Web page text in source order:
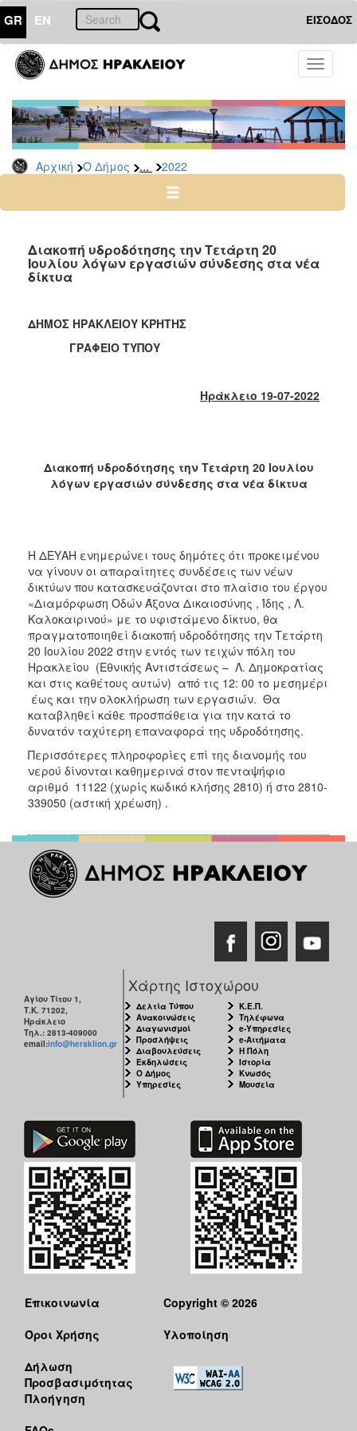
GR EN ΕΙΣΟΔΟΣ
Toggle
Αρχική Ο Δήμος ... 2022
ΔΗΜΟΣ
Δελτία
Τύπου
Αρχείο
2026
2024
2022
2021
2012
2006
ΤΟΠΟΣ
ΠΟΛΙΤΙΣΜΟΣ
ΑΝΘΕΚΤΙΚΗ
ΠΟΛΗ
Διακοπή υδροδότησης την Τετάρτη 20
Ιουλίου λόγων εργασιών σύνδεσης στα νέα
δίκτυα
ΔΗΜΟΣ ΗΡΑΚΛΕΙΟΥ ΚΡΗΤΗΣ
ΓΡΑΦΕΙΟ ΤΥΠΟΥ
Ηράκλειο 19-07-2022
Διακοπή υδροδότησης την Τετάρτη 20 Ιουλίου
λόγων εργασιών σύνδεσης στα νέα δίκτυα
Η ΔΕΥΑΗ ενημερώνει τους δημότες ότι προκειμένου
να γίνουν οι απαραίτητες συνδέσεις των νέων
δικτύων που κατασκευάζονται στο πλαίσιο του έργου
«Διαμόρφωση Οδών Άξονα Δικαιοσύνης , Ίδης , Λ.
Καλοκαιρινού» με το υφιστάμενο δίκτυο, θα
πραγματοποιηθεί διακοπή υδροδότησης την Τετάρτη
20 Ιουλίου 2022 στην εντός των τειχών πόλη του
Ηρακλείου (Εθνικής Αντιστάσεως – Λ. Δημοκρατίας
και στις καθέτους αυτών) από τις 12: 00 το μεσημέρι
έως και την ολοκλήρωση των εργασιών. Θα
καταβληθεί κάθε προσπάθεια για την κατά το
δυνατόν ταχύτερη επαναφορά της υδροδότησης.
Περισσότερες πληροφορίες επί της διανομής του
νερού δίνονται καθημερινά στον πενταψήφιο
αριθμό 11122 (χωρίς κωδικό κλήσης 2810) ή στο 2810-
339050 (αστική χρέωση) .
Αγίου Τίτου 1,
Τ.Κ. 71202,
Ηράκλειο
Τηλ.: 2813-409000
email:info@heraklion.gr
Χάρτης Ιστοχώρου
Δελτία Τύπου
Ανακοινώσεις
Διαγωνισμοί
Προσλήψεις
Διαβουλεύσεις
Εκδηλώσεις
Ο Δήμος
Υπηρεσίες
Κ.Ε.Π.
Τηλέφωνα
e-Υπηρεσίες
e-Αιτήματα
Η Πόλη
Ιστορία
Κνωσός
Μουσεία
Επικοινωνία
Όροι Χρήσης
Δήλωση
Προσβασιμότητας
Πλοήγηση
Copyright © 2026
Υλοποίηση